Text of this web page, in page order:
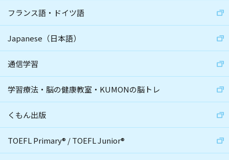
フランス語・ドイツ語
Japanese（日本語）
通信学習
学習療法・脳の健康教室・KUMONの脳トレ
くもん出版
TOEFL Primary® /TOEFL Junior®